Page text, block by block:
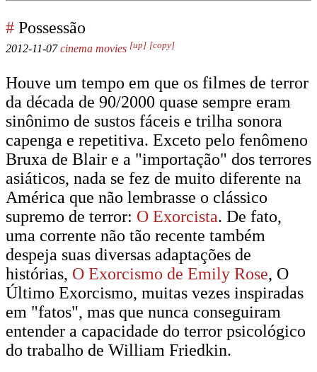
# Possessão
2012-11-07cinema movies [up] [copy]
Houve um tempo em que os filmes de terror
da década de 90/2000 quase sempre eram
sinônimo de sustos fáceis e trilha sonora
capenga e repetitiva. Exceto pelo fenômeno
Bruxa de Blair e a "importação" dos terrores
asiáticos, nada se fez de muito diferente na
América que não lembrasse o clássico
supremo de terror: O Exorcista. De fato,
uma corrente não tão recente também
despeja suas diversas adaptações de
histórias, O Exorcismo de Emily Rose, O
Último Exorcismo, muitas vezes inspiradas
em "fatos", mas que nunca conseguiram
entender a capacidade do terror psicológico
do trabalho de William Friedkin.